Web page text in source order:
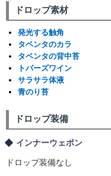
ドロップ素材
発光する触角
タペンタのカラ
タペンタの背中苔
トパーズワイン
サラサラ体液
青のり苔
ドロップ装備
インナーウェポン
ドロップ装備なし